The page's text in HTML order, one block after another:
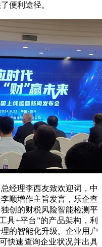
便利途径。
理李西友致欢迎词，中
顺增作主旨发言，乐企查
创的财税风险智能检测平
具+平台”的产品架构，利
的智能化升级。企业用户
快速查询企业状况并出具